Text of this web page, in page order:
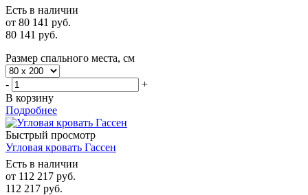
Есть в наличии
от 80 141 руб.
80 141 руб.
Размер спального места, см
-
+
В корзину
Подробнее
Быстрый просмотр
Угловая кровать Гассен
Есть в наличии
от 112 217 руб.
112 217 руб.